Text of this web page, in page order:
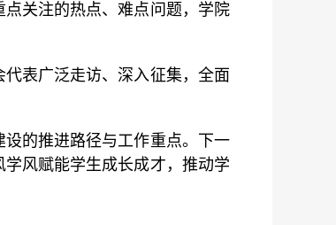
关注的热点、难点问题，学院
表广泛走访、深入征集，全面
的推进路径与工作重点。下一
风赋能学生成长成才，推动学